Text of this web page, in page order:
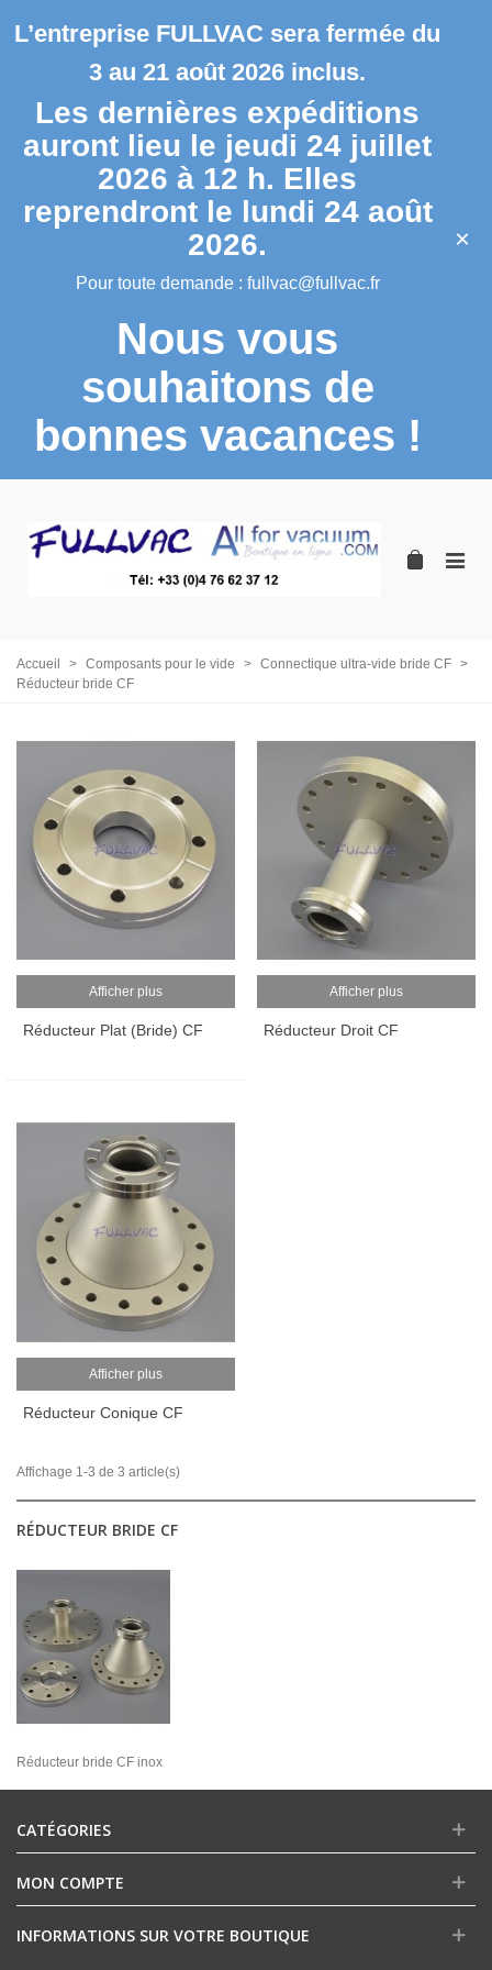
L’entreprise FULLVAC sera fermée du
3 au 21 août 2026 inclus.
Les dernières expéditions
auront lieu le jeudi 24 juillet
2026 à 12 h. Elles
reprendront le lundi 24 août
2026.
Pour toute demande : fullvac@fullvac.fr
Nous vous
souhaitons de
bonnes vacances !
×
Accueil > Composants pour le vide > Connectique ultra-vide bride CF >
Réducteur bride CF
Afficher plus
Réducteur Plat (bride) CF
Afficher plus
Réducteur Droit CF
Afficher plus
Réducteur Conique CF
Affichage 1-3 de 3 article(s)
RÉDUCTEUR BRIDE CF
Réducteur bride CF inox
CATÉGORIES
MON COMPTE
INFORMATIONS SUR VOTRE BOUTIQUE